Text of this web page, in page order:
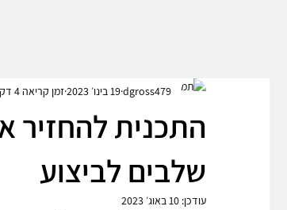
שלבים לביצוע
dgross47919 בינו׳ 2023 זמן קריאה 4 דקות
עודכן: 10 באוג׳ 2023